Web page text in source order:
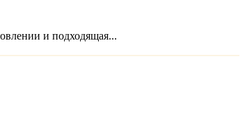
и подходящая...